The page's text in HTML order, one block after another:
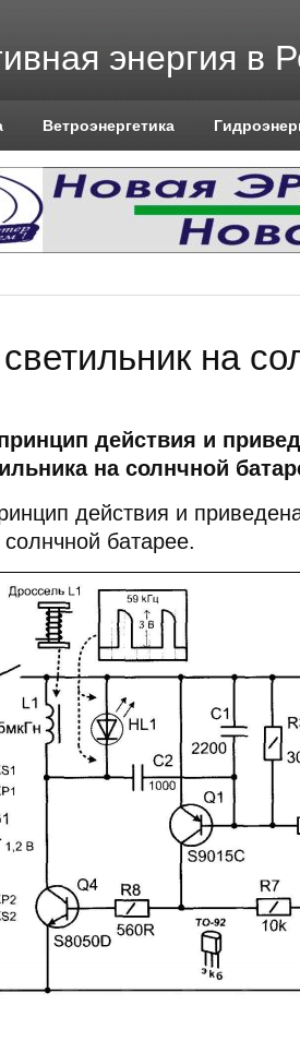
энергия в
Ветроэнергетика
на
действия и
на солнчной
действия и
батарее.